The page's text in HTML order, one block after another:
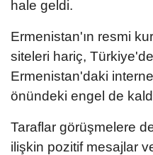
hale geldi.
Ermenistan'ın resmi
siteleri hariç,
Ermenistan'daki
önündeki engel de
Taraflar görüşmelere
ilişkin pozitif mesajlar